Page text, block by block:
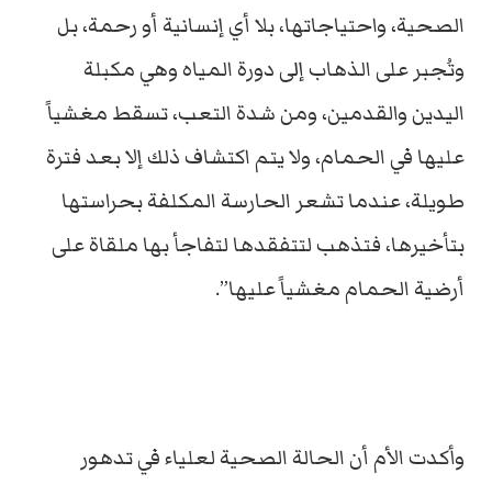
الصحية، واحتياجاتها، بلا أي إنسانية أو رحمة، بل
وتُجبر على الذهاب إلى دورة المياه وهي مكبلة
اليدين والقدمين، ومن شدة التعب، تسقط مغشياً
عليها في الحمام، ولا يتم اكتشاف ذلك إلا بعد فترة
طويلة، عندما تشعر الحارسة المكلفة بحراستها
بتأخيرها، فتذهب لتتفقدها لتفاجأ بها ملقاة على
أرضية الحمام مغشياً عليها”.
وأكدت الأم أن الحالة الصحية لعلياء في تدهور